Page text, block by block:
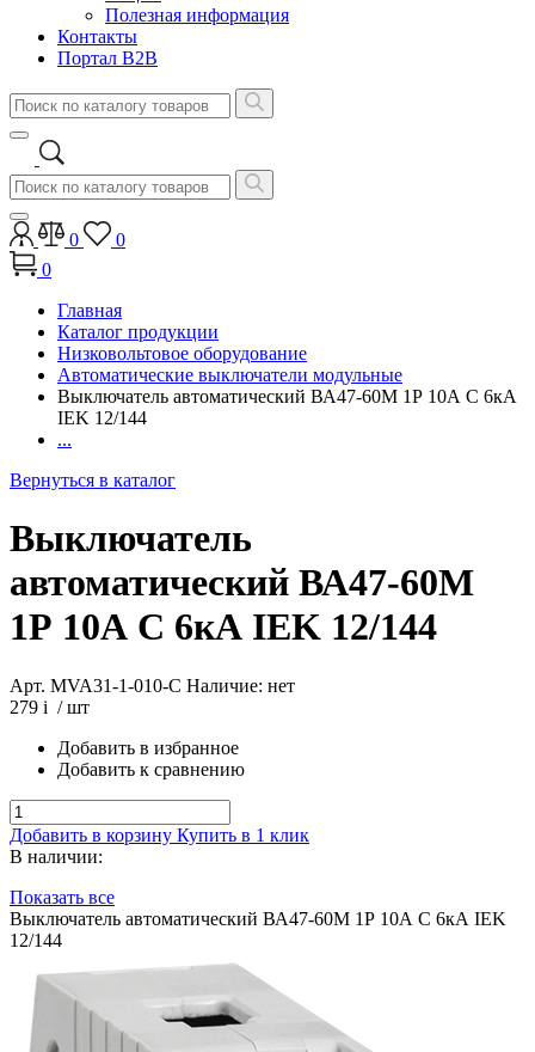
Полезная информация
Контакты
Портал B2B
0
0
0
Главная
Каталог продукции
Низковольтовое оборудование
Автоматические выключатели модульные
Выключатель автоматический ВА47-60М 1Р 10А C 6кА
IEK 12/144
...
Вернуться в каталог
Выключатель
автоматический ВА47-60М
1Р 10А C 6кА IEK 12/144
Арт. MVA31-1-010-C Наличие: нет
279 i / шт
Добавить в избранное
Добавить к сравнению
Добавить в корзину Купить в 1 клик
В наличии:
Показать все
Выключатель автоматический ВА47-60М 1Р 10А C 6кА IEK
12/144